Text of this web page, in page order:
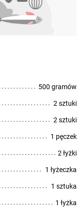
500 gramów
2 sztuki
2 sztuki
1 pęczek
2 łyżki
1 łyżeczka
1 sztuka
1 łyżka